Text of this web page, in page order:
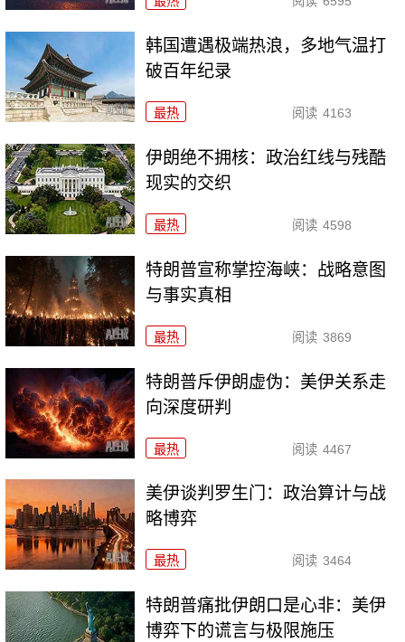
韩国遭遇极端热浪，多地气温打
破百年纪录
最热 阅读 4163
伊朗绝不拥核：政治红线与残酷
现实的交织
最热 阅读 4598
特朗普宣称掌控海峡：战略意图
与事实真相
最热 阅读 3869
特朗普斥伊朗虚伪：美伊关系走
向深度研判
最热 阅读 4467
美伊谈判罗生门：政治算计与战
略博弈
最热 阅读 3464
特朗普痛批伊朗口是心非：美伊
博弈下的谎言与极限施压